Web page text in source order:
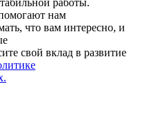
нам
что вам интересно, и
свой вклад в развитие